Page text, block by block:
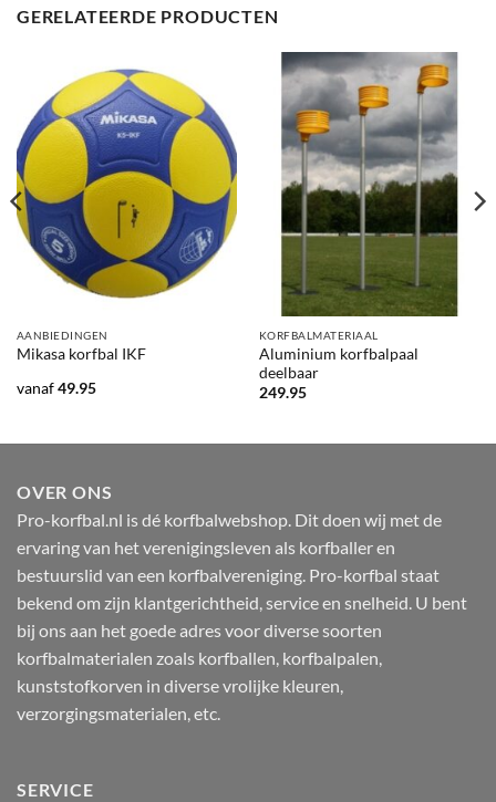
GERELATEERDE PRODUCTEN
AANBIEDINGEN
Mikasa korfbal IKF
vanaf49.95
KORFBALMATERIAAL
Aluminium korfbalpaal
deelbaar
249.95
OVER ONS
Pro-korfbal.nl is dé korfbalwebshop. Dit doen wij met de
ervaring van het verenigingsleven als korfballer en
bestuurslid van een korfbalvereniging. Pro-korfbal staat
bekend om zijn klantgerichtheid, service en snelheid. U bent
bij ons aan het goede adres voor diverse soorten
korfbalmaterialen zoals korfballen, korfbalpalen,
kunststofkorven in diverse vrolijke kleuren,
verzorgingsmaterialen, etc.
SERVICE